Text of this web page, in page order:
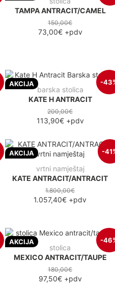
TAMPA ANTRACIT/CAMEL
150,00€
73,00€+pdv
AKCIJA -
barska stolica
KATE H ANTRACIT
200,00€
113,90€+pdv
AKCIJA -
vrtni namještaj
KATE ANTRACIT/ANTRACIT
1.800,00€
1.057,40€ +pdv
AKCIJA -
stolica
MEXICO ANTRACIT/TAUPE
180,00€
97,50€+pdv